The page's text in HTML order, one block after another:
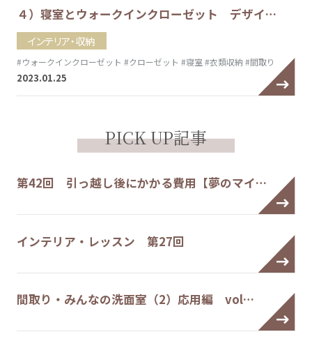
４）寝室とウォークインクローゼット デザイ…
インテリア・収納
#ウォークインクローゼット #クローゼット #寝室 #衣類収納 #間取り
2023.01.25
PICK UP記事
第42回 引っ越し後にかかる費用【夢のマイ…
インテリア・レッスン 第27回
間取り・みんなの洗面室（2）応用編 vol…